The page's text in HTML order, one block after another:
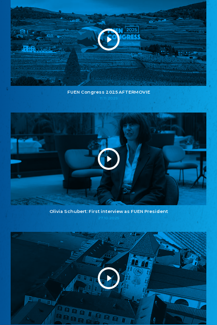
FUEN Congress 2025 AFTERMOVIE
11.11.2025
Olivia Schubert: First interview as FUEN President
27.10.2025